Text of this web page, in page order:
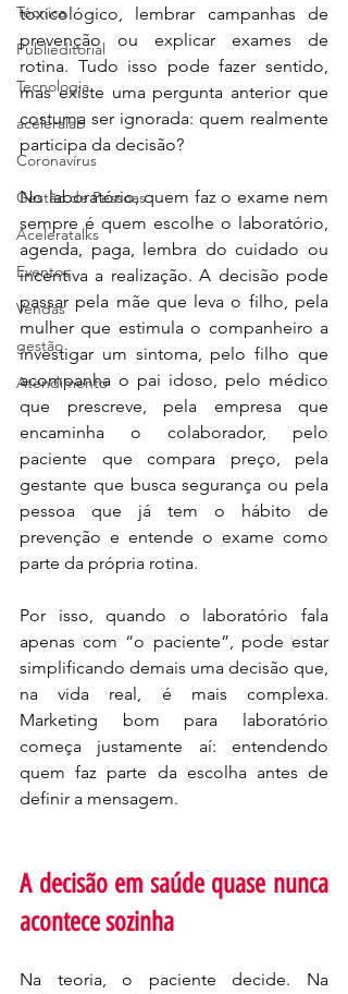
Técnica
Publieditorial
Tecnologia
aceleralab
Coronavírus
Gestão de Pessoas
Aceleratalks
Eventos
Vendas
gestão
Atendimento
toxicológico, lembrar campanhas de
prevenção ou explicar exames de
rotina. Tudo isso pode fazer sentido,
mas existe uma pergunta anterior que
costuma ser ignorada: quem realmente
participa da decisão?
No laboratório, quem faz o exame nem
sempre é quem escolhe o laboratório,
agenda, paga, lembra do cuidado ou
incentiva a realização. A decisão pode
passar pela mãe que leva o filho, pela
mulher que estimula o companheiro a
investigar um sintoma, pelo filho que
acompanha o pai idoso, pelo médico
que prescreve, pela empresa que
encaminha o colaborador, pelo
paciente que compara preço, pela
gestante que busca segurança ou pela
pessoa que já tem o hábito de
prevenção e entende o exame como
parte da própria rotina.
Por isso, quando o laboratório fala
apenas com “o paciente”, pode estar
simplificando demais uma decisão que,
na vida real, é mais complexa.
Marketing bom para laboratório
começa justamente aí: entendendo
quem faz parte da escolha antes de
definir a mensagem.
A decisão em saúde quase nunca
acontece sozinha
Na teoria, o paciente decide. Na